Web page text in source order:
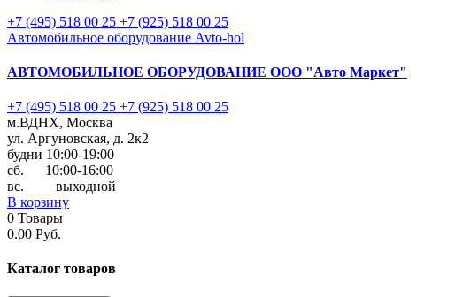
+7 (495) 518 00 25 +7 (925) 518 00 25
Автомобильное оборудование Avto-hol
АВТОМОБИЛЬНОЕ ОБОРУДОВАНИЕ ООО "Авто Маркет"
+7 (495) 518 00 25 +7 (925) 518 00 25
м.ВДНХ, Москва
ул. Аргуновская, д. 2к2
будни 10:00-19:00
cб. 10:00-16:00
вс. выходной
В корзину
0 Товары
0.00 Руб.
Каталог товаров